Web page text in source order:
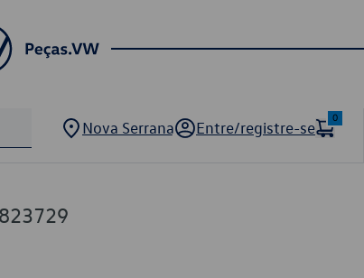
Nova Serrana Entre/registre-se
0